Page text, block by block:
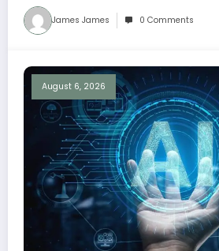
James James 0 Comments
August 6, 2026